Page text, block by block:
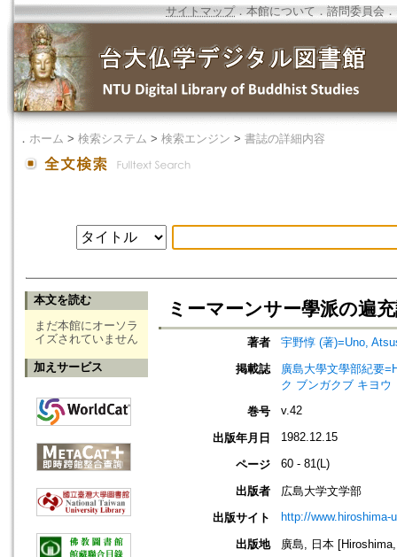
サイトマップ．本館について ． 諮問委員会 ．
． ホーム > 検索システム > 検索エンジン > 書誌の詳細内容
本文を読む
まだ本館にオーソラ
イズされていません
加えサービス
ミーマーンサー學派の遍
著者
宇野惇 (著)=Uno,
掲載誌
廣島大學文學部紀要
ク ブンガクブ キヨウ
巻号
v.42
出版年月日 1982.12.15
ページ 60 - 81(L)
出版者
広島大学文学部
出版サイト
http://www.hiroshima-
出版地
廣島, 日本